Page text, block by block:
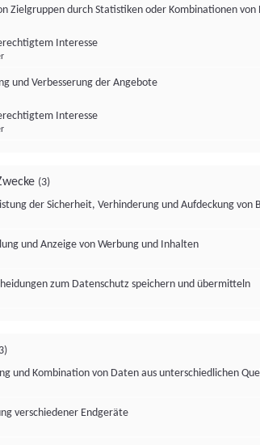
Zielgruppen durch Statistiken oder Kombinationen
Interesse
und Verbesserung der Angebote
Interesse
(3)
der Sicherheit, Verhinderung und Aufdeckung von
und Anzeige von Werbung und Inhalten
zum Datenschutz speichern und übermitteln
und Kombination von Daten aus unterschiedlichen
verschiedener Endgeräte